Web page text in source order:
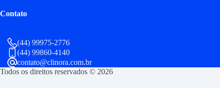
Contato
(44) 99975-2776
(44) 99860-4140
contato@clinora.com.br
Todos os direitos reservados © 2026